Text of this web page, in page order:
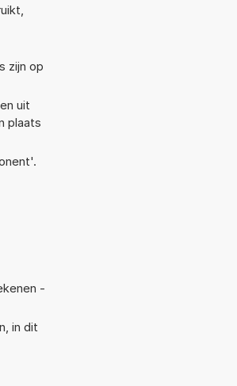
zijn op
uit
plaats
-
in dit